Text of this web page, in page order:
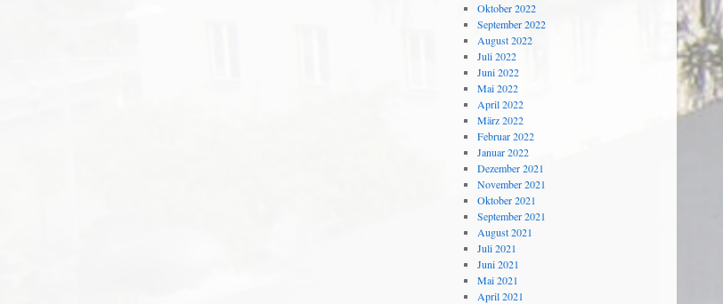
Oktober 2022
September 2022
August 2022
Juli 2022
Juni 2022
Mai 2022
April 2022
März 2022
Februar 2022
Januar 2022
Dezember 2021
November 2021
Oktober 2021
September 2021
August 2021
Juli 2021
Juni 2021
Mai 2021
April 2021